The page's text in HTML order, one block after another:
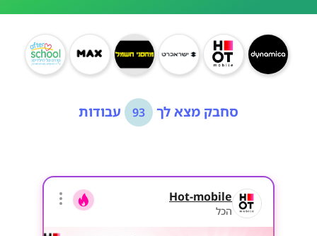
סחבק מצא לך 93 עבודות
Hot-mobile
הכל